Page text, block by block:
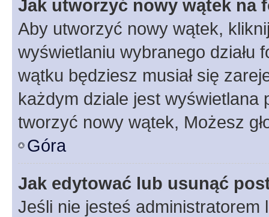
Jak utworzyć nowy wątek na
Aby utworzyć nowy wątek,
wyświetlaniu wybranego działu
wątku będziesz musiał się
każdym dziale jest wyświetlana
tworzyć nowy wątek, Możesz
Góra
Jak edytować lub usunąć
Jeśli nie jesteś